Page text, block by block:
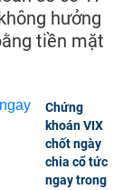
hưởng
tiền mặt
Chứng
khoán VIX
chốt ngày
chia cổ tức
ngay trong